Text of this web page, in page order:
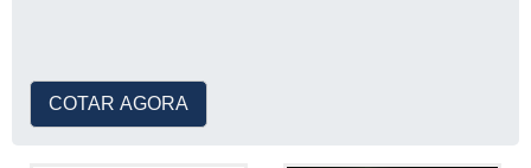
COTAR AGORA